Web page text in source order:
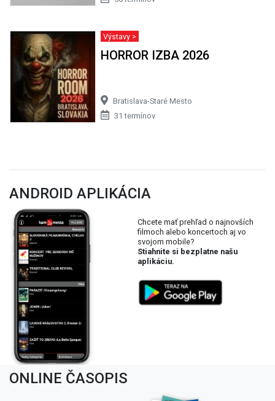
Výstavy >
HORROR IZBA 2026
Bratislava-Staré Mesto
31 termínov
ANDROID APLIKÁCIA
Chcete mať prehľad o najnovších
filmoch alebo koncertoch aj vo
svojom mobile?
Stiahnite si bezplatne našu
aplikáciu.
ONLINE ČASOPIS